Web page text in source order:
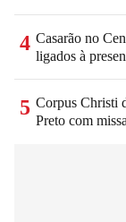
4 Casarão no
ligados à
5 Corpus Christi
Preto com